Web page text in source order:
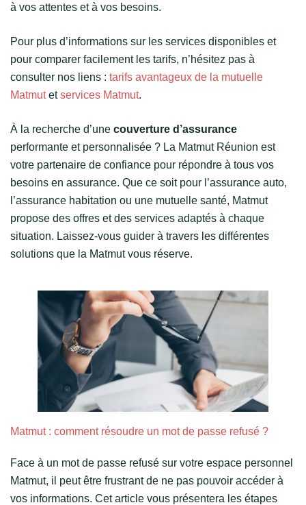
à vos attentes et à vos besoins.
Pour plus d’informations sur les services disponibles et
pour comparer facilement les tarifs, n’hésitez pas à
consulter nos liens : tarifs avantageux de la mutuelle
Matmutetservices Matmut.
À la recherche d’une couverture d’assurance
performante et personnalisée ? La Matmut Réunion est
votre partenaire de confiance pour répondre à tous vos
besoins en assurance. Que ce soit pour l’assurance auto,
l’assurance habitation ou une mutuelle santé, Matmut
propose des offres et des services adaptés à chaque
situation. Laissez-vous guider à travers les différentes
solutions que la Matmut vous réserve.
Matmut : comment résoudre un mot de passe refusé ?
Face à un mot de passe refusé sur votre espace personnel
Matmut, il peut être frustrant de ne pas pouvoir accéder à
vos informations. Cet article vous présentera les étapes